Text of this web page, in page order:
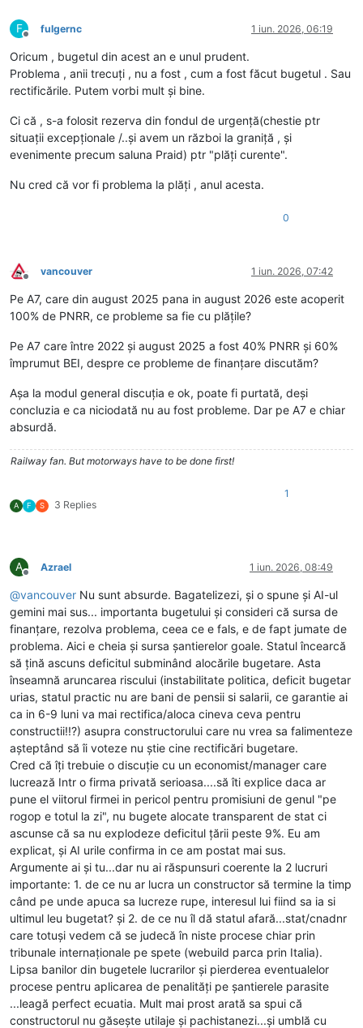
F
Deconectat
fulgernc 1 iun. 2026, 06:19
Oricum , bugetul din acest an e unul prudent.
Problema , anii trecuți , nu a fost , cum a fost făcut bugetul . Sau
rectificările. Putem vorbi mult și bine.
Ci că , s-a folosit rezerva din fondul de urgență(chestie ptr
situații excepționale /..și avem un război la graniță , și
evenimente precum saluna Praid) ptr "plăți curente".
Nu cred că vor fi problema la plăți , anul acesta.
0
Deconectat
vancouver 1 iun. 2026, 07:42
Pe A7, care din august 2025 pana in august 2026 este acoperit
100% de PNRR, ce probleme sa fie cu plățile?
Pe A7 care între 2022 și august 2025 a fost 40% PNRR și 60%
împrumut BEI, despre ce probleme de finanțare discutăm?
Așa la modul general discuția e ok, poate fi purtată, deși
concluzia e ca niciodată nu au fost probleme. Dar pe A7 e chiar
absurdă.
Railway fan. But motorways have to be done first!
A F S 3 Replies
1
A
Deconectat
Azrael 1 iun. 2026, 08:49
@vancouver Nu sunt absurde. Bagatelizezi, și o spune și AI-ul
gemini mai sus... importanta bugetului și consideri că sursa de
finanțare, rezolva problema, ceea ce e fals, e de fapt jumate de
problema. Aici e cheia și sursa șantierelor goale. Statul încearcă
să țină ascuns deficitul subminând alocările bugetare. Asta
înseamnă aruncarea riscului (instabilitate politica, deficit bugetar
urias, statul practic nu are bani de pensii si salarii, ce garantie ai
ca in 6-9 luni va mai rectifica/aloca cineva ceva pentru
constructii!!?) asupra constructorului care nu vrea sa falimenteze
așteptând să îi voteze nu știe cine rectificări bugetare.
Cred că îți trebuie o discuție cu un economist/manager care
lucrează Intr o firma privată serioasa....să îti explice daca ar
pune el viitorul firmei in pericol pentru promisiuni de genul "pe
rogop e totul la zi", nu bugete alocate transparent de stat ci
ascunse că sa nu explodeze deficitul țării peste 9%. Eu am
explicat, și AI urile confirma in ce am postat mai sus.
Argumente ai și tu...dar nu ai răspunsuri coerente la 2 lucruri
importante: 1. de ce nu ar lucra un constructor să termine la timp
când pe unde apuca sa lucreze rupe, interesul lui fiind sa ia si
ultimul leu bugetat? și 2. de ce nu îl dă statul afară...stat/cnadnr
care totuși vedem că se judecă în niste procese chiar prin
tribunale internaționale pe spete (webuild parca prin Italia).
Lipsa banilor din bugetele lucrarilor și pierderea eventualelor
procese pentru aplicarea de penalități pe șantierele parasite
...leagă perfect ecuatia. Mult mai prost arată sa spui că
constructorul nu găsește utilaje și pachistanezi...și umblă cu